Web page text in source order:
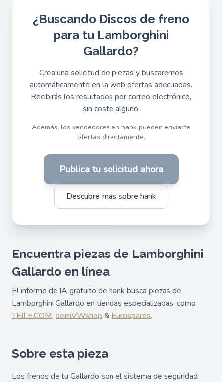
¿Buscando Discos de freno
para tu Lamborghini
Gallardo?
Crea una solicitud de piezas y buscaremos
automáticamente en la web ofertas adecuadas.
Recibirás los resultados por correo electrónico,
sin coste alguno.
Además, los vendedores en hank pueden enviarte
ofertas directamente.
Publica tu solicitud ahora
Descubre más sobre hank
Encuentra piezas de Lamborghini
Gallardo en línea
El informe de IA gratuito de hank busca piezas de
Lamborghini Gallardo en tiendas especializadas, como
TEILE.COM, oemVWshop & Eurospares.
Sobre esta pieza
Los frenos de tu Gallardo son el sistema de seguridad